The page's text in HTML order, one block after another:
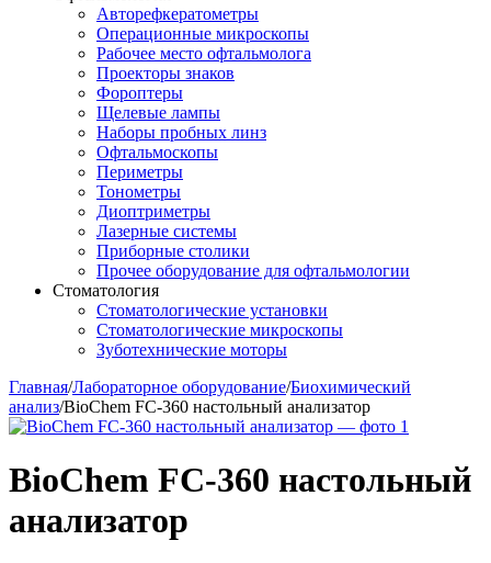
Авторефкератометры
Операционные микроскопы
Рабочее место офтальмолога
Проекторы знаков
Фороптеры
Щелевые лампы
Наборы пробных линз
Офтальмоскопы
Периметры
Тонометры
Диоптриметры
Лазерные системы
Приборные столики
Прочее оборудование для офтальмологии
Стоматология
Стоматологические установки
Стоматологические микроскопы
Зуботехнические моторы
Главная/Лабораторное оборудование/Биохимический
анализ/BioChem FC-360 настольный анализатор
BioChem FC-360 настольный
анализатор